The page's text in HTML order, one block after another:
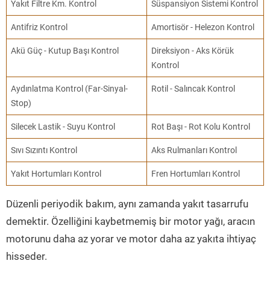
Yakıt Filtre Km. Kontrol Süspansiyon Sistemi Kontrol
Antifriz Kontrol Amortisör - Helezon Kontrol
Akü Güç - Kutup Başı Kontrol
Direksiyon - Aks Körük
Kontrol
Aydınlatma Kontrol (Far-Sinyal-
Stop)
Rotil - Salıncak Kontrol
Silecek Lastik - Suyu Kontrol Rot Başı - Rot Kolu Kontrol
Sıvı Sızıntı Kontrol Aks Rulmanları Kontrol
Yakıt Hortumları Kontrol Fren Hortumları Kontrol
Düzenli periyodik bakım, aynı zamanda yakıt tasarrufu
demektir. Özelliğini kaybetmemiş bir motor yağı, aracın
motorunu daha az yorar ve motor daha az yakıta ihtiyaç
hisseder.